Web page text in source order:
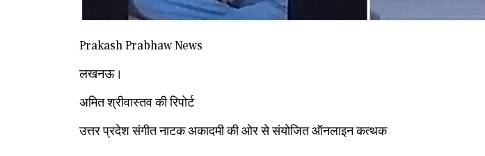
Prakash Prabhaw News
लखनऊ।
अमित श्रीवास्तव की रिपोर्ट
उत्तर प्रदेश संगीत नाटक अकादमी की ओर से संयोजित ऑनलाइन कत्थक